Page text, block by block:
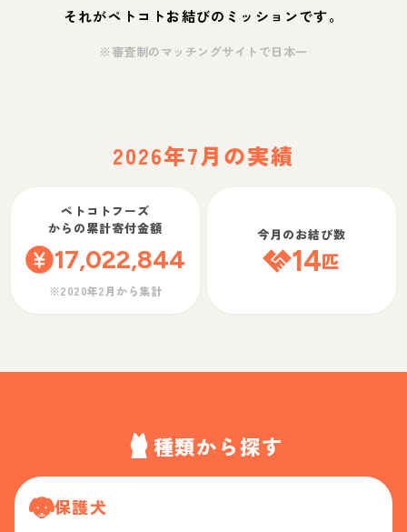
それがペトコトお結びのミッションです。
※審査制のマッチングサイトで日本一
2026年7月の実績
ペトコトフーズ
からの累計寄付金額
17,022,844
※2020年2月から集計
今月のお結び数
14匹
種類から探す
保護犬